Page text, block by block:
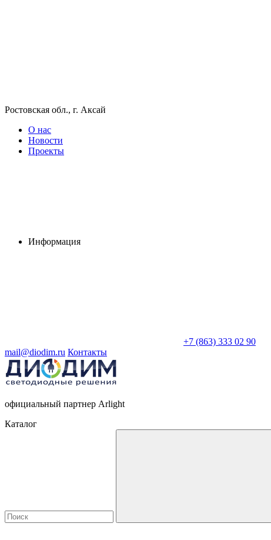
Ростовская обл., г. Аксай
О нас
Новости
Проекты
Информация
+7 (863) 333 02 90
mail@diodim.ru Контакты
официальный партнер Arlight
Каталог